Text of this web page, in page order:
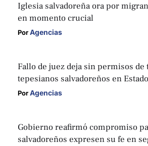
Iglesia salvadoreña ora por
en momento crucial
Por Agencias
Fallo de juez deja sin permisos de
tepesianos salvadoreños en
Por Agencias
Gobierno reafirmó compromiso
salvadoreños expresen su fe en